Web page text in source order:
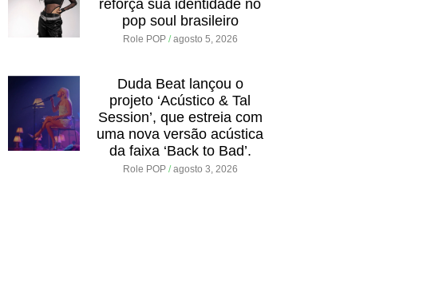
reforça sua identidade no
pop soul brasileiro
Role POP agosto 5, 2026
Duda Beat lançou o
projeto ‘Acústico & Tal
Session’, que estreia com
uma nova versão acústica
da faixa ‘Back to Bad’.
Role POP agosto 3, 2026